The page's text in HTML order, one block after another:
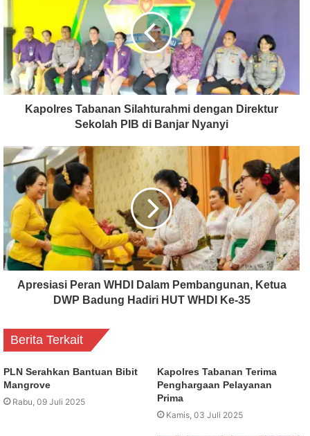
Kapolres Tabanan Silahturahmi dengan Direktur
Sekolah PIB di Banjar Nyanyi
Apresiasi Peran WHDI Dalam Pembangunan, Ketua
DWP Badung Hadiri HUT WHDI Ke-35
Berita Terkait
PLN Serahkan Bantuan Bibit
Mangrove
Rabu, 09 Juli 2025
Kapolres Tabanan Terima
Penghargaan Pelayanan
Prima
Kamis, 03 Juli 2025